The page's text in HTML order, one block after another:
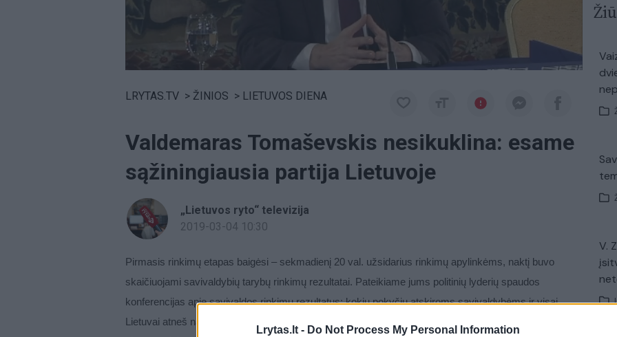
Lrytas.lt - Do Not Process My Personal Information
LRYTAS.TV > ŽINIOS > LIETUVOS DIENA
Valdemaras Tomaševskis nesikuklina: esame
sąžiningiausia partija Lietuvoje
„Lietuvos ryto“ televizija
2019-03-04 10:30
Pirmasis rinkimų etapas baigėsi – sekmadienį 20 val. užsidarius rinkimų apylinkėms, naktį buvo
skaičiuojami savivaldybių tarybų rinkimų rezultatai. Pateikiame jums politinių lyderių spaudos
konferencijas apie savivaldos rinkimų rezultatus: kokių pokyčių atskiroms savivaldybėms ir visai
Lietuvai atneš naujoji valdžia. Savivaldybių tarybų rinkimuose dalyvavo 14 partijų ir net 90
V.